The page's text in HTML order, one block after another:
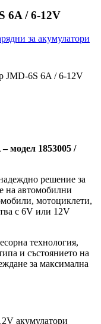
6A / 6-12V
за акумулатори
JMD-6S 6A / 6-12V
модел 1853005 /
решение за
на автомобилни
мотоциклети,
с 6V или 12V
технология,
и състоянието на
за максимална
акумулатори